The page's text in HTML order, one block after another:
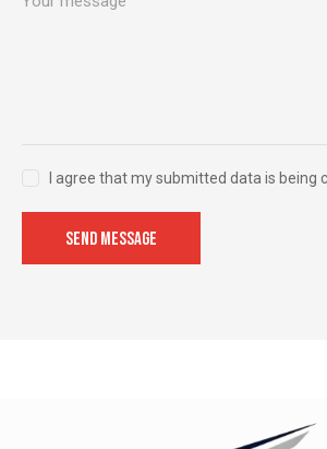
I agree that my submitted data is being
SEND MESSAGE